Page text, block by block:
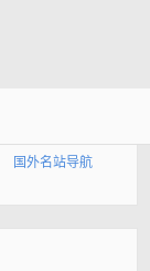
国外名站导航